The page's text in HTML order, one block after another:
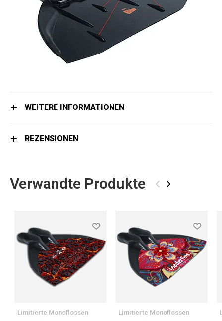
WEITERE INFORMATIONEN
REZENSIONEN
Verwandte Produkte ‹ ›
Limitierte Monoflossen Limitierte Monoflossen